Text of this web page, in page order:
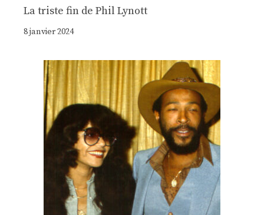
La triste fin de Phil Lynott
8 janvier 2024